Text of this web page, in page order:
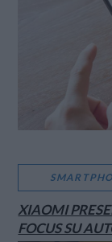
XIAOMI
FOCUS SU